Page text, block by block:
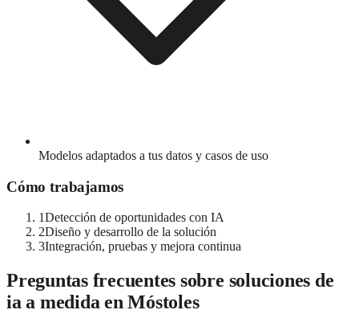
Modelos adaptados a tus datos y casos de uso
Cómo trabajamos
1Detección de oportunidades con IA
2Diseño y desarrollo de la solución
3Integración, pruebas y mejora continua
Preguntas frecuentes sobre soluciones de
ia a medidaenMóstoles